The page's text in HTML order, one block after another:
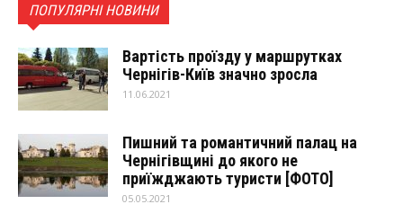
ПОПУЛЯРНІ НОВИНИ
Вартість проїзду у маршрутках
Чернігів-Київ значно зросла
11.06.2021
Пишний та романтичний палац на
Чернігівщині до якого не
приїжджають туристи [ФОТО]
05.05.2021